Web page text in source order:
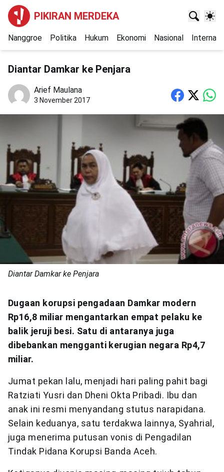
PIKIRAN MERDEKA
Nanggroe Politika Hukum Ekonomi Nasional
Diantar Damkar ke Penjara
Arief Maulana
3 November 2017
Diantar Damkar ke Penjara
Dugaan korupsi pengadaan Damkar modern
Rp16,8 miliar mengantarkan empat pelaku ke
balik jeruji besi. Satu di antaranya juga
dibebankan mengganti kerugian negara Rp4,7
miliar.
Jumat pekan lalu, menjadi hari paling pahit bagi
Ratziati Yusri dan Dheni Okta Pribadi. Ibu dan
anak ini resmi menyandang stutus narapidana.
Selain keduanya, satu terdakwa lainnya, Syahrial,
juga menerima putusan vonis di Pengadilan
Tindak Pidana Korupsi Banda Aceh.